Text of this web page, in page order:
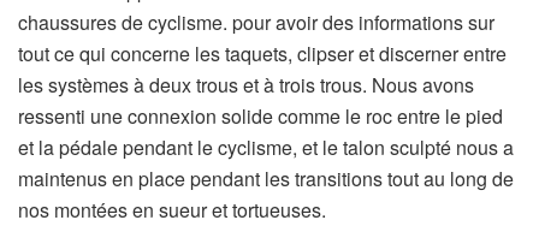
chaussures de cyclisme.
s
’
o
u
v
r
pour avoir des informations sur
tout ce qui concerne les taquets, clipser et discerner entre
les systèmes à deux trous et à trois trous. Nous avons
ressenti une connexion solide comme le roc entre le pied
et la pédale pendant le cyclisme, et le talon sculpté nous a
maintenus en place pendant les transitions tout au long de
nos montées en sueur et tortueuses.